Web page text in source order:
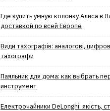
Где купить умную колонку Алиса в
доставкой по всей Европе
Види тахографів: аналогові,
тахографи
Паяльник для дома: как выбрать
инструмент
Електрочайники DeLonghi: якість,